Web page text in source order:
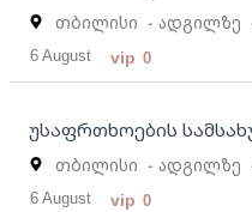
თბილისი - ადგილზე
6 August vip 0
უსაფრთხოების
თბილისი - ადგილზე
6 August vip 0